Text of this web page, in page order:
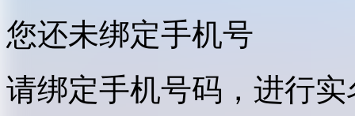
您还未绑定手机号
请绑定手机号码，进行